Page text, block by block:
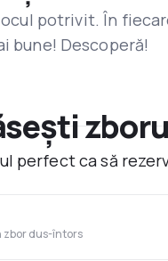
potrivit. În
bune! Descoperă!
perfect ca să
zbor dus-întors